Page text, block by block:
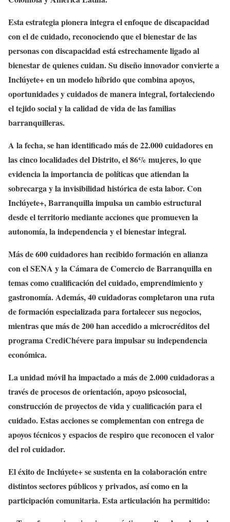
Esta estrategia pionera integra el enfoque de discapacidad
con el de cuidado, reconociendo que el bienestar de las
personas con discapacidad está estrechamente ligado al
bienestar de quienes cuidan. Su diseño innovador convierte a
Inclúyete+ en un modelo híbrido que combina apoyos,
oportunidades y cuidados de manera integral, fortaleciendo
el tejido social y la calidad de vida de las familias
barranquilleras.
A la fecha, se han identificado más de 22.000 cuidadores en
las cinco localidades del Distrito, el 86% mujeres, lo que
evidencia la importancia de políticas que atiendan la
sobrecarga y la invisibilidad histórica de esta labor. Con
Inclúyete+, Barranquilla impulsa un cambio estructural
desde el territorio mediante acciones que promueven la
autonomía, la independencia y el bienestar integral.
Más de 600 cuidadores han recibido formación en alianza
con el SENA y la Cámara de Comercio de Barranquilla en
temas como cualificación del cuidado, emprendimiento y
gastronomía. Además, 40 cuidadoras completaron una ruta
de formación especializada para fortalecer sus negocios,
mientras que más de 200 han accedido a microcréditos del
programa CrediChévere para impulsar su independencia
económica.
La unidad móvil ha impactado a más de 2.000 cuidadoras a
través de procesos de orientación, apoyo psicosocial,
construcción de proyectos de vida y cualificación para el
cuidado. Estas acciones se complementan con entrega de
apoyos técnicos y espacios de respiro que reconocen el valor
del rol cuidador.
El éxito de Inclúyete+ se sustenta en la colaboración entre
distintos sectores públicos y privados, así como en la
participación comunitaria. Esta articulación ha permitido: